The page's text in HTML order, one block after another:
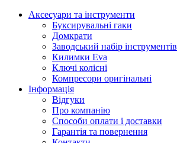
Аксесуари та інструменти
Буксирувальні гаки
Домкрати
Заводський набір інструментів
Килимки Eva
Ключі колісні
Компресори оригінальні
Інформація
Відгуки
Про компанію
Способи оплати і доставки
Гарантія та повернення